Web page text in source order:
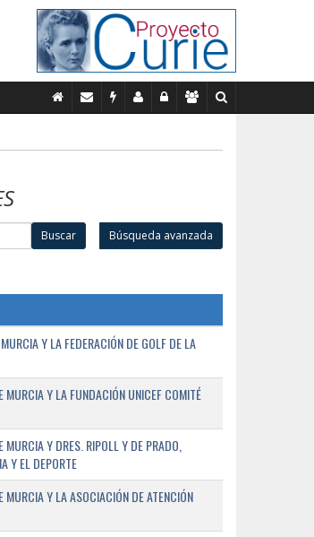
Buscar Búsqueda avanzada
Y LA FEDERACIÓN DE GOLF DE LA
MURCIA Y LA FUNDACIÓN UNICEF COMITÉ
MURCIA Y DRES. RIPOLL Y DE PRADO,
Y EL DEPORTE
Y LA ASOCIACIÓN DE ATENCIÓN